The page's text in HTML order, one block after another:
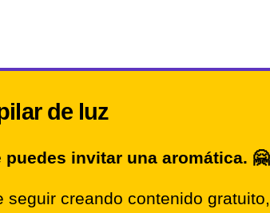
de luz
puedes invitar una aromática. 🤗
creando contenido gratuito,